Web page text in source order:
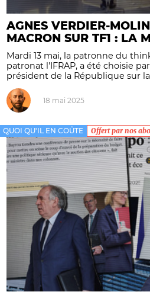
AGNES VERDIER-
MACRON SUR TF1 : LA
Mardi 13 mai, la patronne du
patronat l'IFRAP, a été choisie
président de la République sur la
18 mai 2025
QUOI QU'IL EN COÛTE Offert par nos